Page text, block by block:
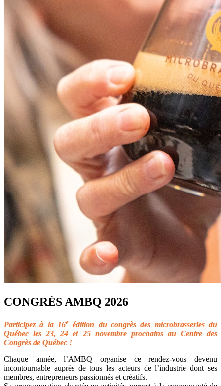
CONGRÈS AMBQ 2026
Participez à la 16e édition du congrès des microbrasseries du
Québec les 23, 24 et 25 novembre prochains au Centre des
Congrès de Québec !
Chaque année, l’AMBQ organise ce rendez-vous devenu
incontournable auprès de tous les acteurs de l’industrie dont ses
membres, entrepreneurs passionnés et créatifs.